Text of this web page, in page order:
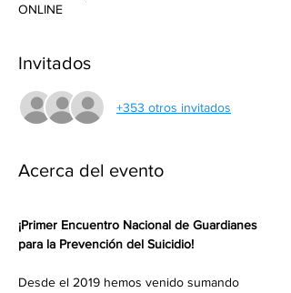
ONLINE
Invitados
+353 otros invitados
Acerca del evento
¡Primer Encuentro Nacional de Guardianes
para la Prevención del Suicidio!
Desde el 2019 hemos venido sumando